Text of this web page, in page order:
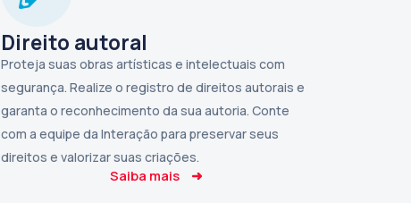
Direito autoral
Proteja suas obras artísticas e intelectuais com
segurança. Realize o registro de direitos autorais e
garanta o reconhecimento da sua autoria. Conte
com a equipe da Interação para preservar seus
direitos e valorizar suas criações.
Saiba mais ➜